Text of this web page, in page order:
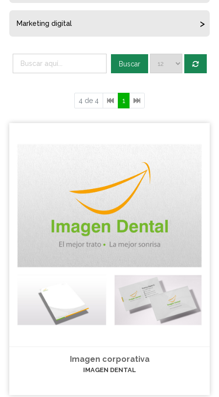
Marketing digital
Buscar
4 de 4 1
Imagen corporativa
IMAGEN DENTAL